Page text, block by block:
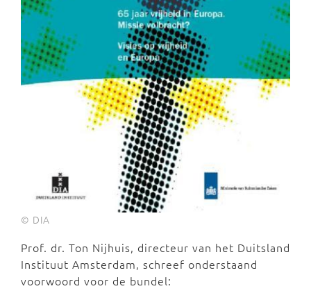
© DIA
Prof. dr. Ton Nijhuis, directeur van het Duitsland
Instituut Amsterdam, schreef onderstaand
voorwoord voor de bundel: